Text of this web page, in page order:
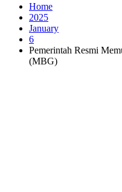
Home
2025
January
6
Pemerintah Resmi
(MBG)